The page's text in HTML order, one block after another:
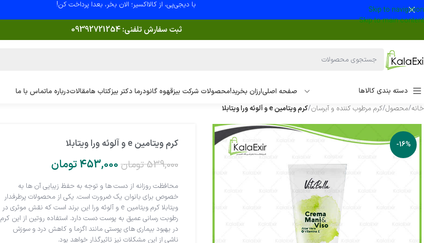
Skip to navigation
Skip to main content
با دیجی‌پی، از کالااکسیر؛ الان بخر، بعدا پرداخت کن!
ثبت سفارش تلفنی:09392721254
دسته بندی کالاها صفحه اصلیارزان بخرید!محصولات شرکت بیزقهوه گانودرما دکتر بیزکتاب هامقالاتدرباره ماتماس با ما
خانه/محصول/کرم مرطوب کننده و آبرسان/کرم ویتامین e و آلوئه ورا ویتابلا
-16% کرم ویتامین e و آلوئه ورا ویتابلا
539,000 تومان453,000تومان
محافظت روزانه از دست ها و توجه به حفظ زیبایی آن ها به
خصوص برای بانوان یک ضرورت است. یکی از محصولات پرطرفدار
ویتابلا کرم ویتامین e و آلوئه ورا این برند است که نقش موثری در
رطوبت رسانی عمیق به پوست دست دارد. استفاده روتین از این کرم
در بهبود بیماری های پوستی مانند اگزما و کاهش درد و سوزش
ناشی از این مشکلات نیز تاثیرگذار خواهد بود.